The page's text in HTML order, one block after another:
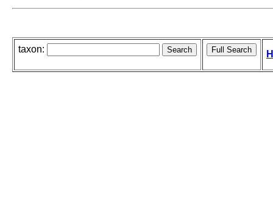
taxon: